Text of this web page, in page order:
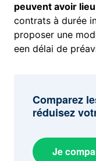
peuvent avoir
contrats à durée
proposer une
een délai de
Comparez
réduisez
Je